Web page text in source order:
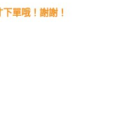
單哦！謝謝！